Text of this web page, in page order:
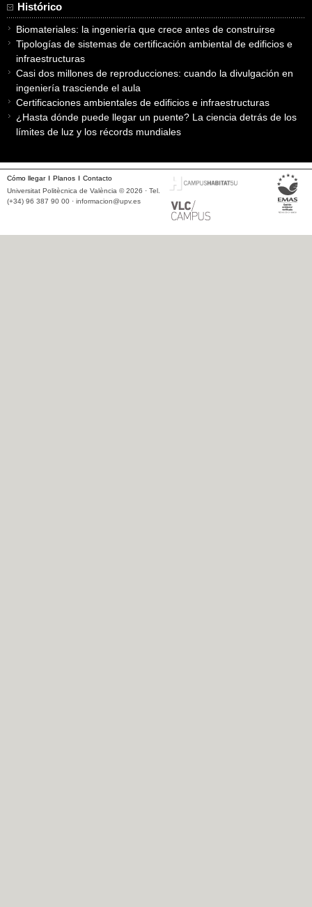
Histórico
Biomateriales: la ingeniería que crece antes de construirse
Tipologías de sistemas de certificación ambiental de edificios e
infraestructuras
Casi dos millones de reproducciones: cuando la divulgación en
ingeniería trasciende el aula
Certificaciones ambientales de edificios e infraestructuras
¿Hasta dónde puede llegar un puente? La ciencia detrás de los
límites de luz y los récords mundiales
Cómo llegar Planos
Contacto
Universitat Politècnica de València © 2026 · Tel.
(+34) 96 387 90 00 · informacion@upv.es